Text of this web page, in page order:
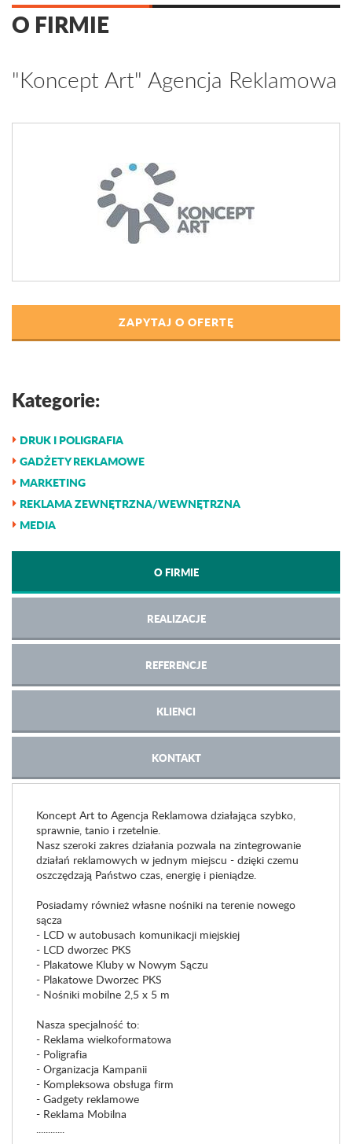
O FIRMIE
"Koncept Art" Agencja Reklamowa
ZAPYTAJ O OFERTĘ
Kategorie:
DRUK I POLIGRAFIA
GADŻETY REKLAMOWE
MARKETING
REKLAMA ZEWNĘTRZNA/WEWNĘTRZNA
MEDIA
O FIRMIE
REALIZACJE
REFERENCJE
KLIENCI
KONTAKT
Koncept Art to Agencja Reklamowa działająca szybko,
sprawnie, tanio i rzetelnie.
Nasz szeroki zakres działania pozwala na zintegrowanie
działań reklamowych w jednym miejscu - dzięki czemu
oszczędzają Państwo czas, energię i pieniądze.
Posiadamy również własne nośniki na terenie nowego
sącza
- LCD w autobusach komunikacji miejskiej
- LCD dworzec PKS
- Plakatowe Kluby w Nowym Sączu
- Plakatowe Dworzec PKS
- Nośniki mobilne 2,5 x 5 m
Nasza specjalność to:
- Reklama wielkoformatowa
- Poligrafia
- Organizacja Kampanii
- Kompleksowa obsługa firm
- Gadgety reklamowe
- Reklama Mobilna
............